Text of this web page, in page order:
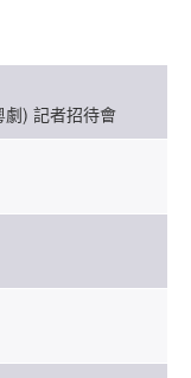
劇) 記者招待會